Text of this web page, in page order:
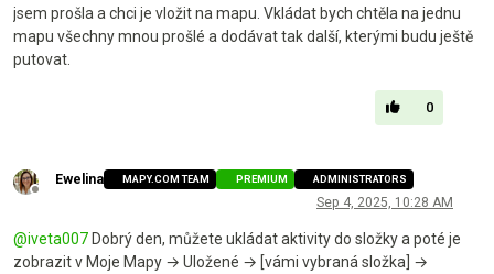
jsem prošla a chci je vložit na mapu. Vkládat bych chtěla na jednu
mapu všechny mnou prošlé a dodávat tak další, kterými budu ještě
putovat.
0
Ewelina MAPY.COM TEAM PREMIUM ADMINISTRATORS
Sep 4, 2025, 10:28 AM
@iveta007 Dobrý den, můžete ukládat aktivity do složky a poté je
zobrazit v Moje Mapy → Uložené → [vámi vybraná složka] →